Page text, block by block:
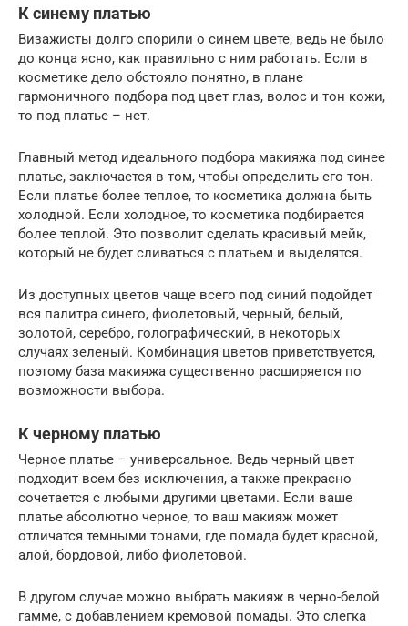
К синему платью
Визажисты долго спорили о синем цвете, ведь не было
до конца ясно, как правильно с ним работать. Если в
косметике дело обстояло понятно, в плане
гармоничного подбора под цвет глаз, волос и тон кожи,
то под платье – нет.
Главный метод идеального подбора макияжа под синее
платье, заключается в том, чтобы определить его тон.
Если платье более теплое, то косметика должна быть
холодной. Если холодное, то косметика подбирается
более теплой. Это позволит сделать красивый мейк,
который не будет сливаться с платьем и выделятся.
Из доступных цветов чаще всего под синий подойдет
вся палитра синего, фиолетовый, черный, белый,
золотой, серебро, голографический, в некоторых
случаях зеленый. Комбинация цветов приветствуется,
поэтому база макияжа существенно расширяется по
возможности выбора.
К черному платью
Черное платье – универсальное. Ведь черный цвет
подходит всем без исключения, а также прекрасно
сочетается с любыми другими цветами. Если ваше
платье абсолютно черное, то ваш макияж может
отличатся темными тонами, где помада будет красной,
алой, бордовой, либо фиолетовой.
В другом случае можно выбрать макияж в черно-белой
гамме, с добавлением кремовой помады. Это слегка